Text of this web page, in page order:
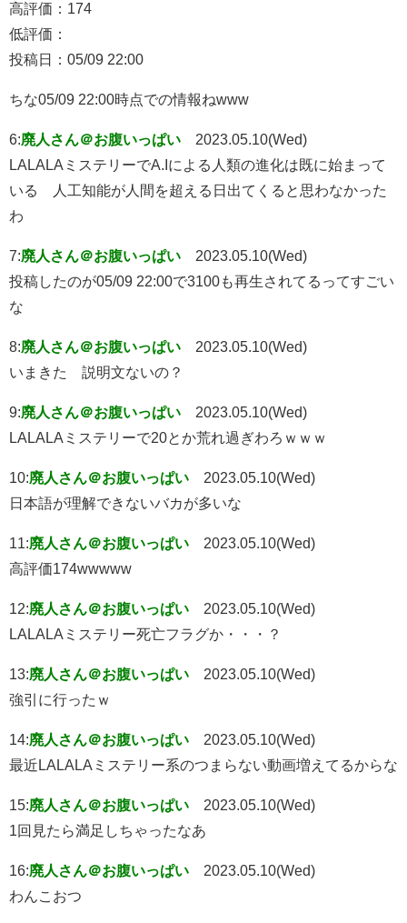
高評価：174
低評価：
投稿日：05/09 22:00
ちな05/09 22:00時点での情報ねwww
6:廃人さん＠お腹いっぱい
2023.05.10(Wed)
LALALAミステリーでA.Iによる人類の進化は既に始まって
いる 人工知能が人間を超える日出てくると思わなかった
わ
7:廃人さん＠お腹いっぱい
2023.05.10(Wed)
投稿したのが05/09 22:00で3100も再生されてるってすごい
な
8:廃人さん＠お腹いっぱい
2023.05.10(Wed)
いまきた 説明文ないの？
9:廃人さん＠お腹いっぱい
2023.05.10(Wed)
LALALAミステリーで20とか荒れ過ぎわろｗｗｗ
10:廃人さん＠お腹いっぱい
2023.05.10(Wed)
日本語が理解できないバカが多いな
11:廃人さん＠お腹いっぱい
2023.05.10(Wed)
高評価174wwwww
12:廃人さん＠お腹いっぱい
2023.05.10(Wed)
LALALAミステリー死亡フラグか・・・？
13:廃人さん＠お腹いっぱい
2023.05.10(Wed)
強引に行ったｗ
14:廃人さん＠お腹いっぱい
2023.05.10(Wed)
最近LALALAミステリー系のつまらない動画増えてるからな
15:廃人さん＠お腹いっぱい
2023.05.10(Wed)
1回見たら満足しちゃったなあ
16:廃人さん＠お腹いっぱい
2023.05.10(Wed)
わんこおつ